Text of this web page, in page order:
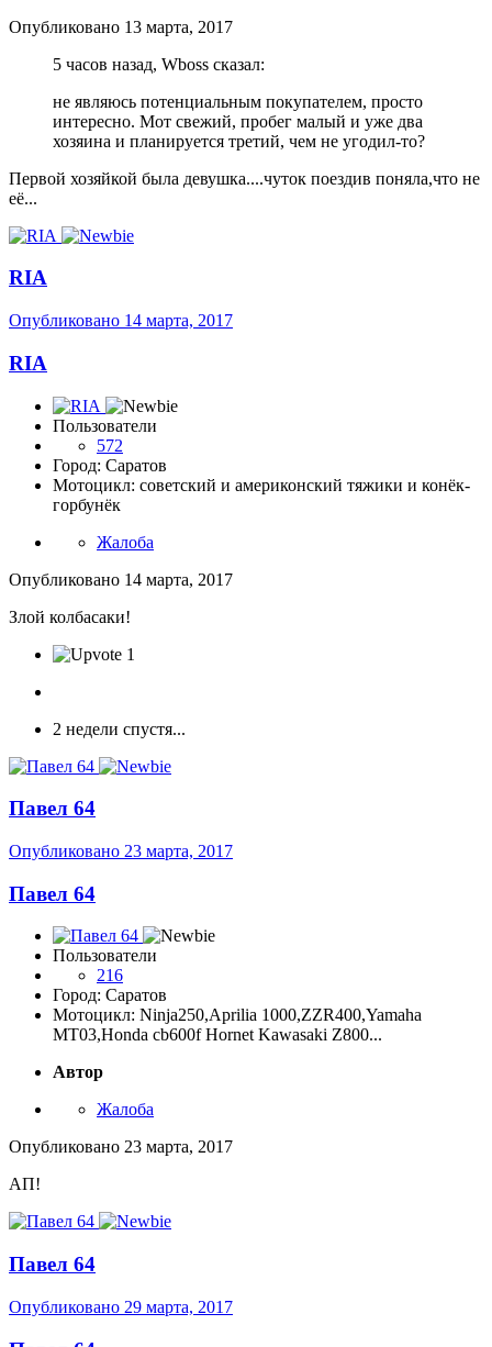
Опубликовано 13 марта, 2017
5 часов назад, Wboss сказал:
не являюсь потенциальным покупателем, просто
интересно. Мот свежий, пробег малый и уже два
хозяина и планируется третий, чем не угодил-то?
Первой хозяйкой была девушка....чуток поездив поняла,что не
её...
RIA
Опубликовано 14 марта, 2017
RIA
Пользователи
572
Город: Саратов
Мотоцикл: советский и америконский тяжики и конёк-
горбунёк
Жалоба
Опубликовано 14 марта, 2017
Злой колбасаки!
1
2 недели спустя...
Павел 64
Опубликовано 23 марта, 2017
Павел 64
Пользователи
216
Город: Саратов
Мотоцикл: Ninja250,Aprilia 1000,ZZR400,Yamaha
MT03,Honda cb600f Hornet Kawasaki Z800...
Автор
Жалоба
Опубликовано 23 марта, 2017
АП!
Павел 64
Опубликовано 29 марта, 2017